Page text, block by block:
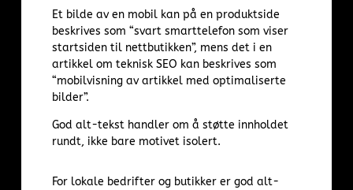
Et bilde av en mobil kan på en produktside
beskrives som “svart smarttelefon som viser
startsiden til nettbutikken”, mens det i en
artikkel om teknisk SEO kan beskrives som
“mobilvisning av artikkel med optimaliserte
bilder”.
God alt-tekst handler om å støtte innholdet
rundt, ikke bare motivet isolert.
For lokale bedrifter og butikker er god alt-